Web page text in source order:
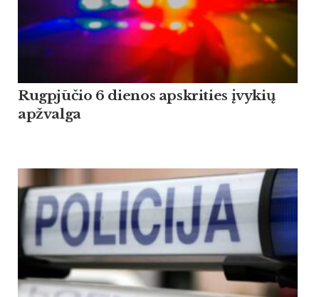
Rugpjūčio 6 dienos apskrities įvykių
apžvalga